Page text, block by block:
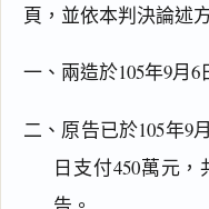
頁，並依本判決論述
一、兩造於105年9月6
二、原告已於105年9
日支付450萬元